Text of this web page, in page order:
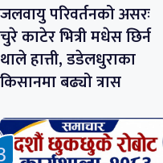
जलवायु परिवर्तनको असरः
चुरे काटेर भित्री मधेस छिर्न
थाले हात्ती, डडेलधुराका
किसानमा बढ्यो त्रास